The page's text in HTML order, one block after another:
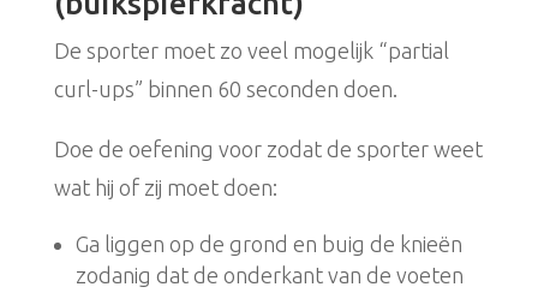
De sporter moet zo veel mogelijk “partial
curl-ups” binnen 60 seconden doen.
Doe de oefening voor zodat de sporter weet
wat hij of zij moet doen:
Ga liggen op de grond en buig de knieën
zodanig dat de onderkant van de voeten